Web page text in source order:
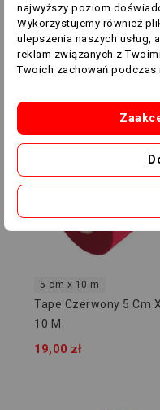
5 cm x 10 m
Tape Błękitny 5 Cm X
M
5 cm x 10 m
Tape Czerwony 5 Cm X
10 M
19,00 zł
najwyższy poziom
Wykorzystujemy również
ulepszenia naszych usług,
reklam związanych z
Twoich zachowań podczas